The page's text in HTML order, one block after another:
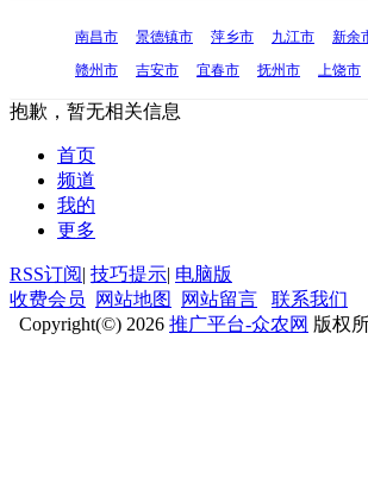
南昌市 景德镇市 萍乡市 九江市 新余
赣州市
吉安市 宜春市 抚州市 上饶市
抱歉，暂无相关信息
首页
频道
我的
更多
RSS订阅| 技巧提示| 电脑版
收费会员
网站地图 网站留言
联系我们
Copyright(©) 2026 推广平台-众农网 版权